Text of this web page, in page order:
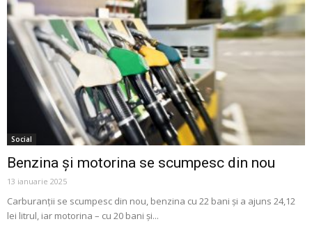
Social
Benzina și motorina se scumpesc din nou
13 ianuarie 2025
Carburanții se scumpesc din nou, benzina cu 22 bani și a ajuns 24,12
lei litrul, iar motorina – cu 20 bani și...